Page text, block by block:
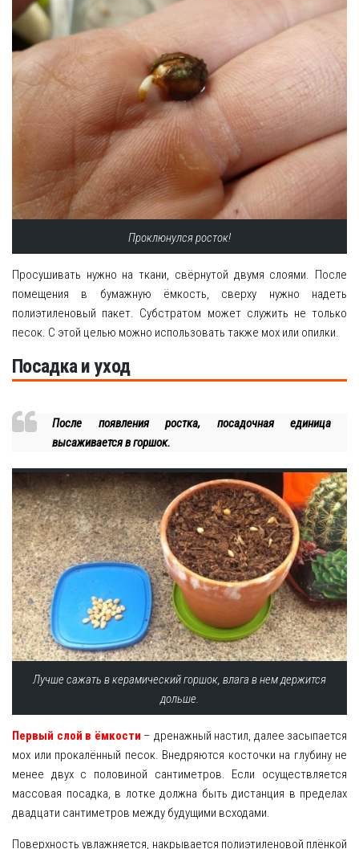
Проклюнулся росток!
Просушивать нужно на ткани, свёрнутой двумя слоями. После
помещения в бумажную ёмкость, сверху нужно надеть
полиэтиленовый пакет. Субстратом может служить не только
песок. С этой целью можно использовать также мох или опилки.
Посадка и уход
После появления ростка, посадочная единица
высаживается в горшок.
Лучше сажать в керамический горшок, влага в нем держится
дольше.
Первый слой в ёмкости – дренажный настил, далее засыпается
мох или прокалённый песок. Внедряются косточки на глубину не
менее двух с половиной сантиметров. Если осуществляется
массовая посадка, в лотке должна быть дистанция в пределах
двадцати сантиметров между будущими всходами.
Поверхность увлажняется, накрывается полиэтиленовой плёнкой